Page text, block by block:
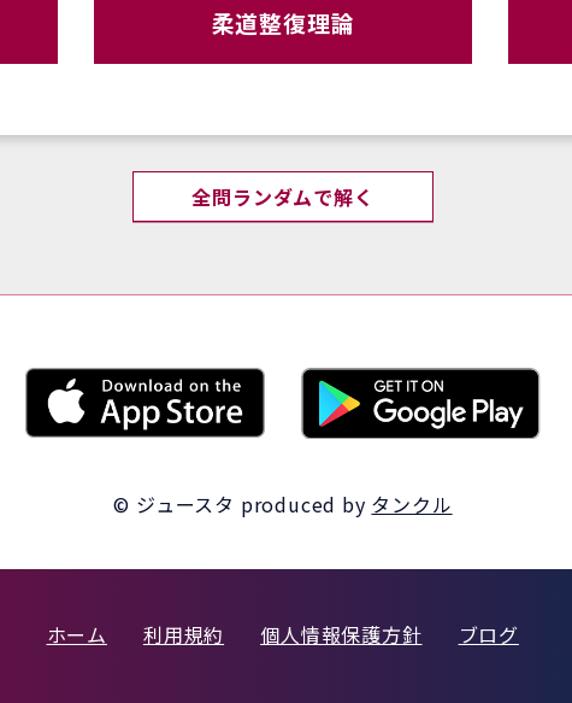
柔道整復理論
全問ランダムで解く
© ジュースタ produced by タンクル
ホーム 利用規約 個人情報保護方針 ブログ